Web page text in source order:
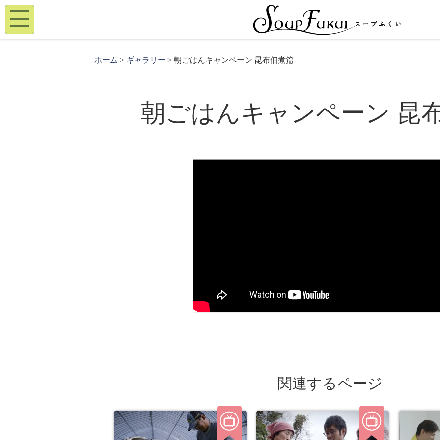
ホーム > ギャラリー > 朝ごはんキャンペーン 昆布佃煮篇
朝ごはんキャンペーン 昆
関連するページ